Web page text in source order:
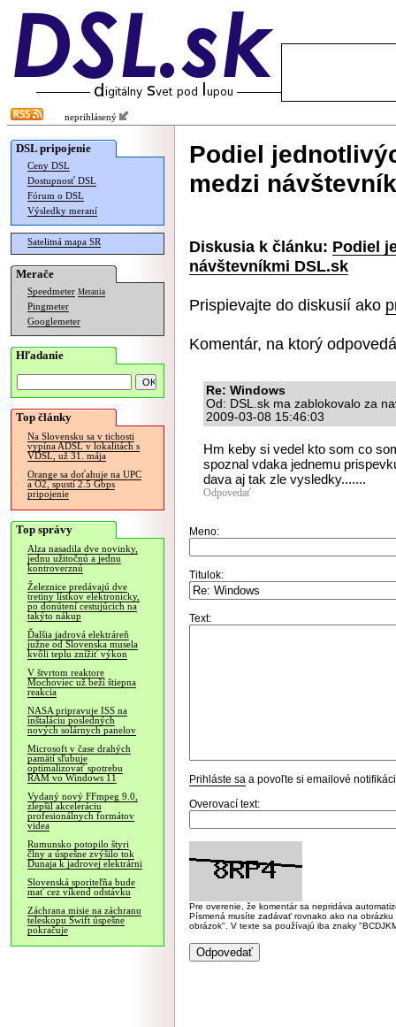
neprihlásený
DSL pripojenie
Ceny DSL
Dostupnosť DSL
Fórum o DSL
Výsledky meraní
Satelitná mapa SR
Merače
Speedmeter Merania
Pingmeter
Googlemeter
Hľadanie
Top články
Na Slovensku sa v tichosti
vypína ADSL v lokalitách s
VDSL, už 31. mája
Orange sa doťahuje na UPC
a O2, spustí 2.5 Gbps
pripojenie
Top správy
Alza nasadila dve novinky,
jednu užitočnú a jednu
kontroverznú
Železnice predávajú dve
tretiny lístkov elektronicky,
po donútení cestujúcich na
takýto nákup
Ďalšia jadrová elektráreň
južne od Slovenska musela
kvôli teplu znížiť výkon
V štvrtom reaktore
Mochoviec už beží štiepna
reakcia
NASA pripravuje ISS na
inštaláciu posledných
nových solárnych panelov
Microsoft v čase drahých
pamätí sľubuje
optimalizovať spotrebu
RAM vo Windows 11
Vydaný nový FFmpeg 9.0,
zlepšil akceleráciu
profesionálnych formátov
videa
Rumunsko potopilo štyri
člny a úspešne zvýšilo tok
Dunaja k jadrovej elektrárni
Slovenská sporiteľňa bude
mať cez víkend odstávku
Záchrana misie na záchranu
teleskopu Swift úspešne
pokračuje
Podiel
medzi
Diskusia k článku: Podiel
návštevníkmi DSL.sk
Prispievajte do diskusií ako
Komentár, na ktorý
Re: Windows
Od: DSL.sk ma zablokovalo za
2009-03-08 15:46:03
Hm keby si vedel kto som co
spoznal vdaka jednemu
dava aj tak zle vysledky.......
Odpovedať
Meno:
Titulok:
Text:
Prihláste sa a povoľte si emailové
Overovací text:
Pre overenie, že komentár sa nepridáva
Písmená musíte zadávať rovnako ako na
obrázok". V texte sa používajú iba znaky